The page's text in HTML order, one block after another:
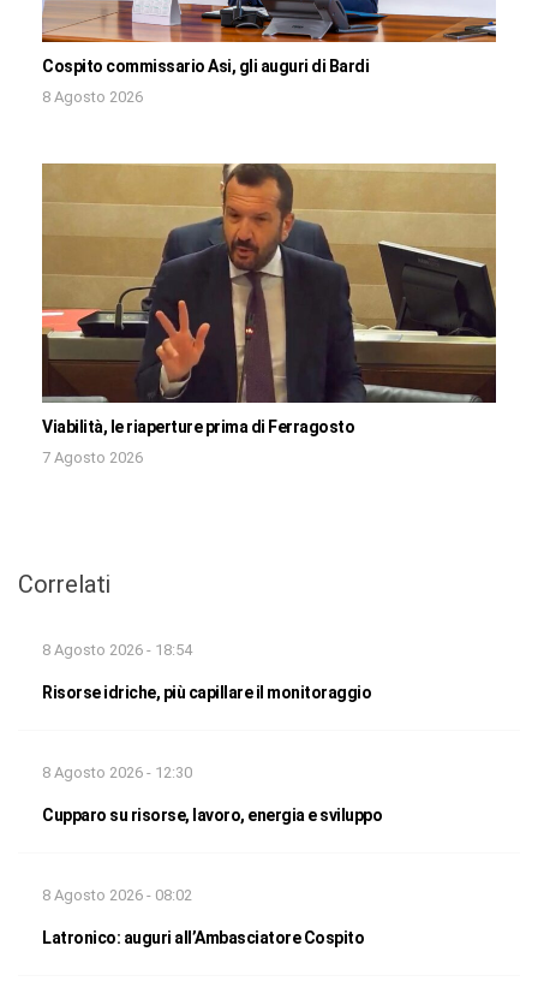
Cospito commissario Asi, gli auguri di Bardi
8 Agosto 2026
Viabilità, le riaperture prima di Ferragosto
7 Agosto 2026
Correlati
8 Agosto 2026 - 18:54
Risorse idriche, più capillare il monitoraggio
8 Agosto 2026 - 12:30
Cupparo su risorse, lavoro, energia e sviluppo
8 Agosto 2026 - 08:02
Latronico: auguri all’Ambasciatore Cospito